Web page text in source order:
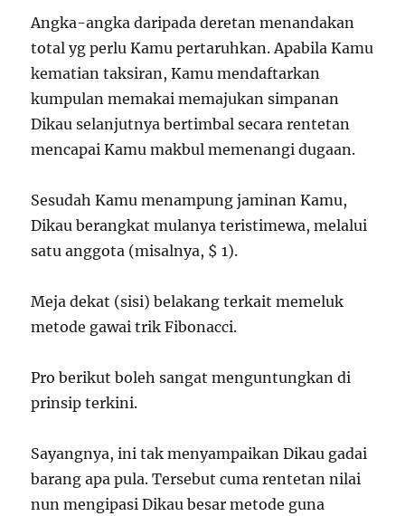
Angka-angka daripada deretan menandakan
total yg perlu Kamu pertaruhkan. Apabila Kamu
kematian taksiran, Kamu mendaftarkan
kumpulan memakai memajukan simpanan
Dikau selanjutnya bertimbal secara rentetan
mencapai Kamu makbul memenangi dugaan.
Sesudah Kamu menampung jaminan Kamu,
Dikau berangkat mulanya teristimewa, melalui
satu anggota (misalnya, $ 1).
Meja dekat (sisi) belakang terkait memeluk
metode gawai trik Fibonacci.
Pro berikut boleh sangat menguntungkan di
prinsip terkini.
Sayangnya, ini tak menyampaikan Dikau gadai
barang apa pula. Tersebut cuma rentetan nilai
nun mengipasi Dikau besar metode guna